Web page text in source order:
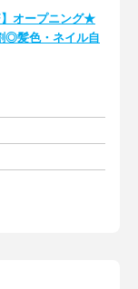
】オープニング★
◎髪色・ネイル自